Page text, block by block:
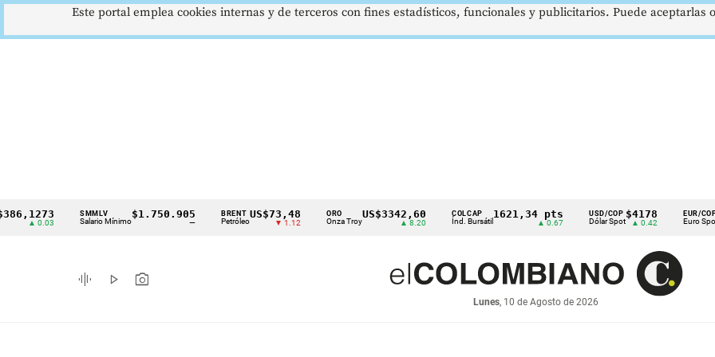
Cintillo
indicadores
económicos
▲ 0.03
SMMLV
Salario Mínimo
$1.750.905 BRENT
Petróleo
US$73,48
▼ 1.12 Onza Troy
US$3342,60
▲ 8.20
COLCAP
Índ. Bursátil
1621,34 pts
▲ 0.67
USD/COP
Dólar Spot
$4178
▲ 0.42
EUR/COP
Euro Spot
graphic_eq play_arrow photo_camera
Lunes, 10 de Agosto de 2026
Este portal emplea cookies internas y de terceros con fines estadísticos, funcionales y publicitarios. Puede aceptarlas